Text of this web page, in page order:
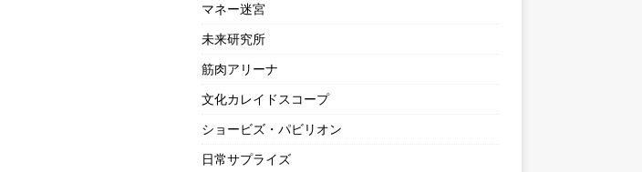
マネー迷宮
未来研究所
筋肉アリーナ
文化カレイドスコープ
ショービズ・パビリオン
日常サプライズ